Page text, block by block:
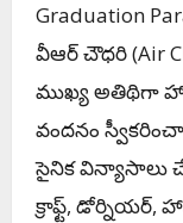
Graduation
వీఆర్‌ చౌధరి (Air
ముఖ్య అతిథిగా
వందనం
సైనిక విన్యాసాలు
క్రాఫ్ట్‌, డోర్నియర్‌,